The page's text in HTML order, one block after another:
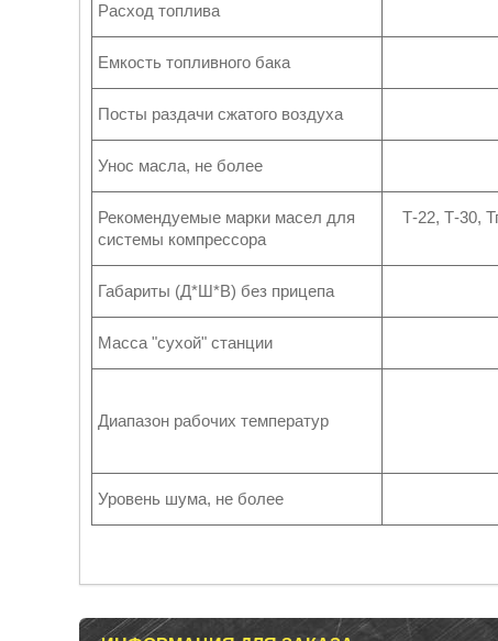
Расход топлива
Емкость топливного бака
Посты раздачи сжатого воздуха
Унос масла, не более
Рекомендуемые марки масел для
системы компрессора
Т-22, Т-30,
Габариты (Д*Ш*В) без прицепа
Масса "сухой" станции
Диапазон рабочих температур
Уровень шума, не более